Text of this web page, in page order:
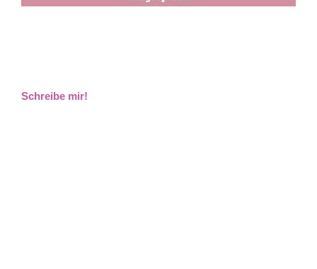
Schreibe mir!